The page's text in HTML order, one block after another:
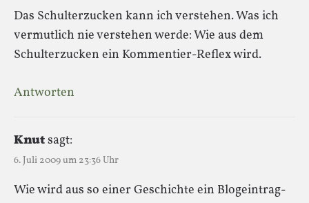
Das Schulterzucken kann ich verstehen. Was ich
vermutlich nie verstehen werde: Wie aus dem
Schulterzucken ein Kommentier-Reflex wird.
Antworten
Knutsagt:
6. Juli 2009 um 23:36 Uhr
Wie wird aus so einer Geschichte ein Blogeintrag-